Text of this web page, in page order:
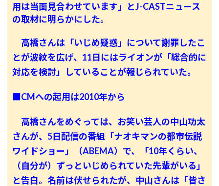
用は当面見合わせています」とJ-CASTニュース
の取材に明らかにした。
高橋さんは「いじめ疑惑」について謝罪したこ
とが波紋を広げ、11日にはライオンが「総合的に
対応を検討」していることが報じられていた。
■CMへの起用は2010年から
高橋さんをめぐっては、お笑い芸人の中山功太
さんが、5日配信の番組「ナオキマンの都市伝説
ワイドショー」（ABEMA）で、「10年くらい、
（自分が）ずっといじめられていた先輩がいる」
と告白。名前は伏せられたが、中山さんは「皆さ